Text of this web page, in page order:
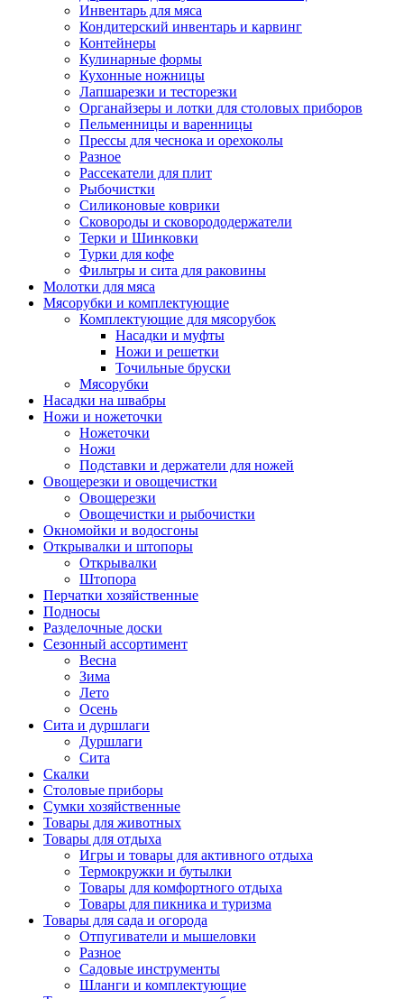
Инвентарь для мяса
Кондитерский инвентарь и карвинг
Контейнеры
Кулинарные формы
Кухонные ножницы
Лапшарезки и тесторезки
Органайзеры и лотки для столовых приборов
Пельменницы и варенницы
Прессы для чеснока и орехоколы
Разное
Рассекатели для плит
Рыбочистки
Силиконовые коврики
Сковороды и сковорододержатели
Терки и Шинковки
Турки для кофе
Фильтры и сита для раковины
Молотки для мяса
Мясорубки и комплектующие
Комплектующие для мясорубок
Насадки и муфты
Ножи и решетки
Точильные бруски
Мясорубки
Насадки на швабры
Ножи и ножеточки
Ножеточки
Ножи
Подставки и держатели для ножей
Овощерезки и овощечистки
Овощерезки
Овощечистки и рыбочистки
Окномойки и водосгоны
Открывалки и штопоры
Открывалки
Штопора
Перчатки хозяйственные
Подносы
Разделочные доски
Сезонный ассортимент
Весна
Зима
Лето
Осень
Сита и дуршлаги
Дуршлаги
Сита
Скалки
Столовые приборы
Сумки хозяйственные
Товары для животных
Товары для отдыха
Игры и товары для активного отдыха
Термокружки и бутылки
Товары для комфортного отдыха
Товары для пикника и туризма
Товары для сада и огорода
Отпугиватели и мышеловки
Разное
Садовые инструменты
Шланги и комплектующие